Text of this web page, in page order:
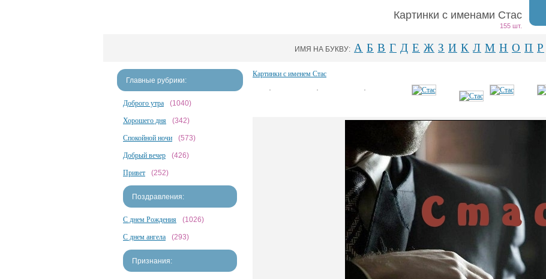
Картинки с именами Стас
155 шт.
ИМЯ НА БУКВУ: А Б В Г Д Е Ж З И К Л М Н О П Р
Главные рубрики:
Доброго утра (1040)
Хорошего дня (342)
Спокойной ночи (573)
Добрый вечер (426)
Привет (252)
Поздравления:
С днем Рождения (1026)
С днем ангела (293)
Признания:
Картинки с именем Стас